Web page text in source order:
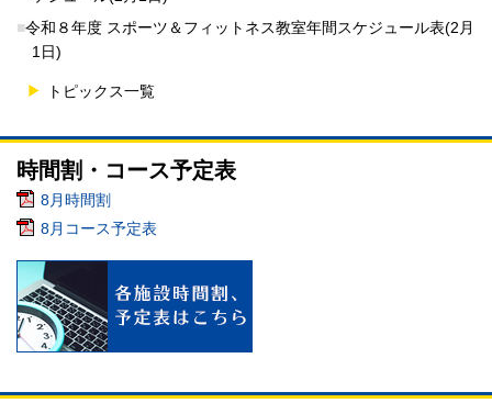
■令和８年度 スポーツ＆フィットネス教室年間スケジュール表(2月
1日)
トピックス一覧
時間割・コース予定表
8月時間割
8月コース予定表